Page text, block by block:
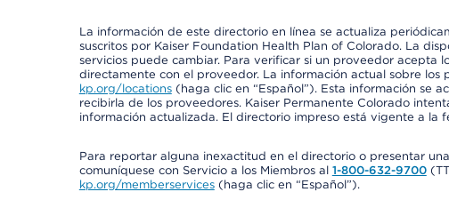
La información de este directorio en línea se actualiza
suscritos por Kaiser Foundation Health Plan of Colorado. La
servicios puede cambiar. Para verificar si un proveedor acepta
directamente con el proveedor. La información actual sobre los
kp.org/locations(haga clic en “Español”). Esta información se
recibirla de los proveedores. Kaiser Permanente Colorado
información actualizada. El directorio impreso está vigente a la
Para reportar alguna inexactitud en el directorio o presentar
comuníquese con Servicio a los Miembros al 1-800-632-9700
kp.org/memberservices(haga clic en “Español”).